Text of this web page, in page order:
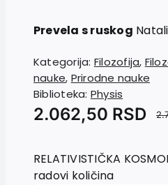
Prevela s ruskog
Kategorija: Filozofija,
nauke, Prirodne nauke
Biblioteka: Physis
2.062,50 RSD
RELATIVISTIČKA
radovi količina